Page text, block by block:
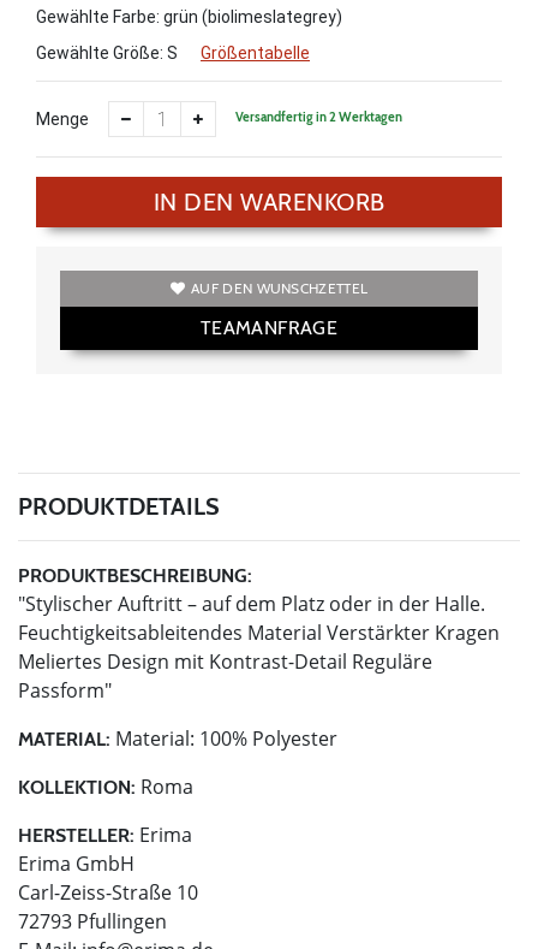
Gewählte Farbe: grün (biolimeslategrey)
Gewählte Größe: S Größentabelle
Menge Versandfertig in 2 Werktagen
IN DEN WARENKORB
AUF DEN WUNSCHZETTEL
TEAMANFRAGE
PRODUKTDETAILS
PRODUKTBESCHREIBUNG:
"Stylischer Auftritt – auf dem Platz oder in der Halle.
Feuchtigkeitsableitendes Material Verstärkter Kragen
Meliertes Design mit Kontrast-Detail Reguläre
Passform"
MATERIAL: Material: 100% Polyester
KOLLEKTION: Roma
HERSTELLER: Erima
Erima GmbH
Carl-Zeiss-Straße 10
72793 Pfullingen